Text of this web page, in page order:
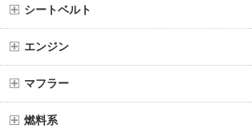
シートベルト
エンジン
マフラー
燃料系